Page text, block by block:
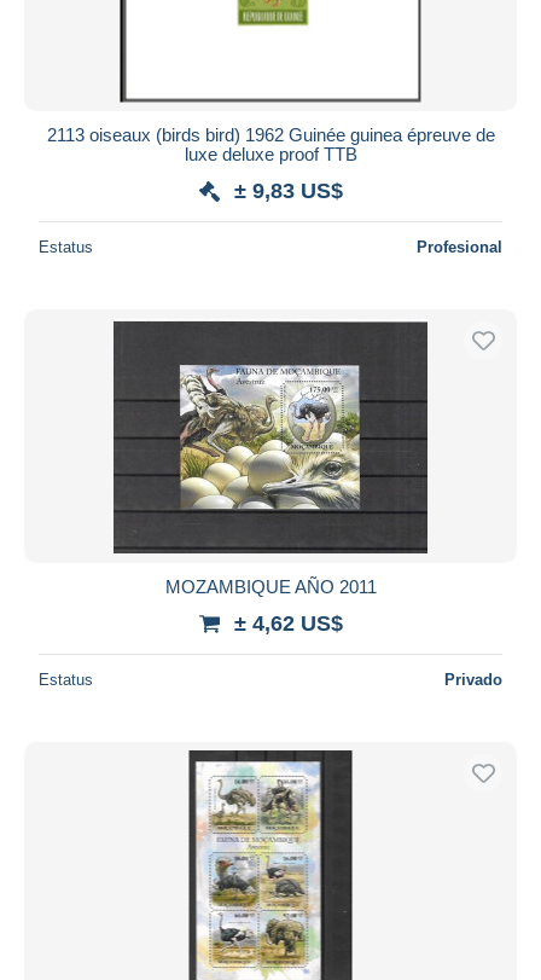
2113 oiseaux (birds bird) 1962 Guinée guinea épreuve de
luxe deluxe proof TTB
± 9,83 US$
Estatus Profesional
MOZAMBIQUE AÑO 2011
± 4,62 US$
Estatus Privado